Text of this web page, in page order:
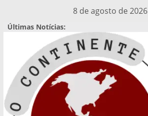
para
8 de agosto de 2026
Últimas Notícias: